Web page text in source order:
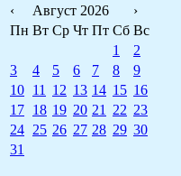
‹
Август 2026
›
Пн Вт Ср Чт Пт Сб Вс
1
2
3
4 5 6 7 8
9
10 11 12 13 14 15 16
17 18 19 20 21 22 23
24 25 26 27 28 29 30
31